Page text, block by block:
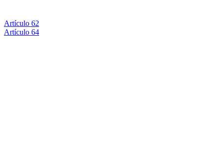
Artículo 62
Artículo 64